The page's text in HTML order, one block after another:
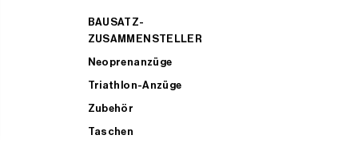
BAUSATZ-
ZUSAMMENSTELLER
Neoprenanzüge
Triathlon-Anzüge
Zubehör
Taschen